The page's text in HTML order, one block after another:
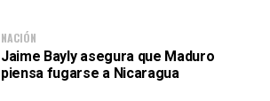
NACIÓN
Jaime Bayly asegura que Maduro
piensa fugarse a Nicaragua